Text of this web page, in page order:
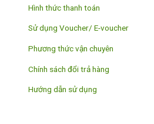
Hình thức thanh toán
Sử dụng Voucher/ E-voucher
Phương thức vận chuyên
Chính sách đổi trả hàng
Hướng dẫn sử dụng